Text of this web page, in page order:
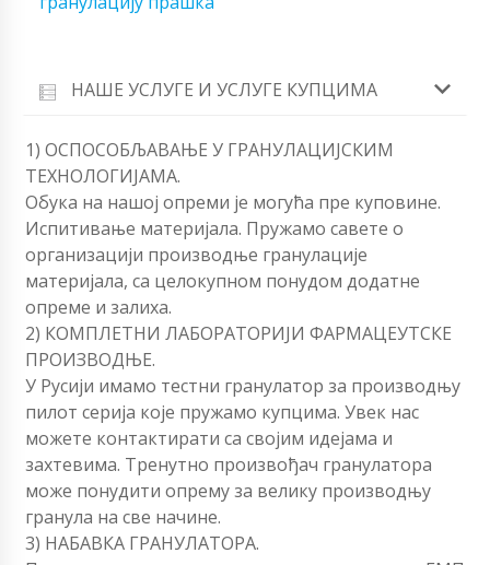
НАШЕ УСЛУГЕ И УСЛУГЕ КУПЦИМА
1) ОСПОСОБЉАВАЊЕ У ГРАНУЛАЦИЈСКИМ
ТЕХНОЛОГИЈАМА.
Обука на нашој опреми је могућа пре куповине.
Испитивање материјала. Пружамо савете о
организацији производње гранулације
материјала, са целокупном понудом додатне
опреме и залиха.
2) КОМПЛЕТНИ ЛАБОРАТОРИЈИ ФАРМАЦЕУТСКЕ
ПРОИЗВОДЊЕ.
У Русији имамо тестни гранулатор за производњу
пилот серија које пружамо купцима. Увек нас
можете контактирати са својим идејама и
захтевима. Тренутно произвођач гранулатора
може понудити опрему за велику производњу
гранула на све начине.
3) НАБАВКА ГРАНУЛАТОРА.